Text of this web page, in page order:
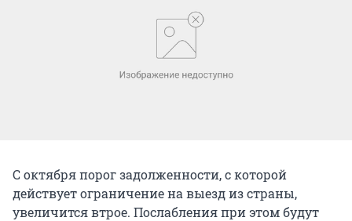
С октября порог задолженности, с которой
действует ограничение на выезд из страны,
увеличится втрое. Послабления при этом будут